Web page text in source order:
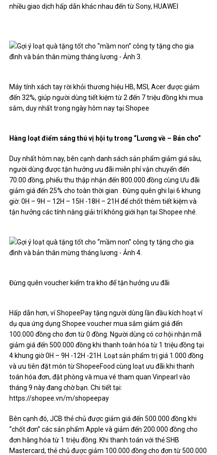
nhiều giao dịch hấp dẫn khác nhau đến từ Sony, HUAWEI
Máy tính xách tay rời khỏi thương hiệu HB, MSI, Acer được giảm
đến 32%, giúp người dùng tiết kiệm từ 2 đến 7 triệu đồng khi mua
sắm, duy nhất trong ngày hôm nay tại Shopee
Hàng loạt điểm sáng thú vị hội tụ trong “Lương về – Bán cho”
Duy nhất hôm nay, bên cạnh danh sách sản phẩm giảm giá sâu,
người dùng được tận hưởng ưu đãi miễn phí vận chuyển đến
70.00 đồng, phiếu thu thập nhận đến 800.000 đồng cùng Ưu đãi
giảm giá đến 25% cho toàn thời gian . Đừng quên ghi lại 6 khung
giờ: 0H – 9H – 12H – 15H -18H – 21H để chốt thêm tiết kiệm và
tận hưởng các tính năng giải trí không giới hạn tại Shopee nhé.
Đừng quên voucher kiểm tra kho để tận hưởng ưu đãi
Hấp dẫn hơn, ví ShopeePay tặng người dùng lần đầu kích hoạt ví
dụ qua ứng dụng Shopee voucher mua sắm giảm giá đến
100.000 đồng cho đơn từ 0 đồng. Người dùng có cơ hội nhận mã
giảm giá đến 500.000 đồng khi thanh toán hóa từ 1 triệu đồng tại
4 khung giờ 0H – 9H -12H -21H. Loạt sản phẩm trị giá 1.000 đồng
và ưu tiên đặt món từ ShopeeFood cùng loạt ưu đãi khi thanh
toán hóa đơn, đặt phòng và mua vé tham quan Vinpearl vào
tháng 9 này đang chờ bạn. Chi tiết tại:
https://shopee.vn/m/shopeepay
Bên cạnh đó, JCB thẻ chủ được giảm giá đến 500.000 đồng khi
“chốt đơn” các sản phẩm Apple và giảm đến 200.000 đồng cho
đơn hàng hóa từ 1 triệu đồng. Khi thanh toán với thẻ SHB
Mastercard, thẻ chủ được giảm 100.000 đồng cho đơn từ 500.000